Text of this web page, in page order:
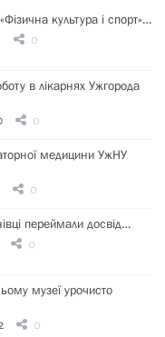
культура і спорт»…
0
в лікарнях Ужгорода
0
медицини УжНУ
0
переймали досвід…
0
музеї урочисто
0